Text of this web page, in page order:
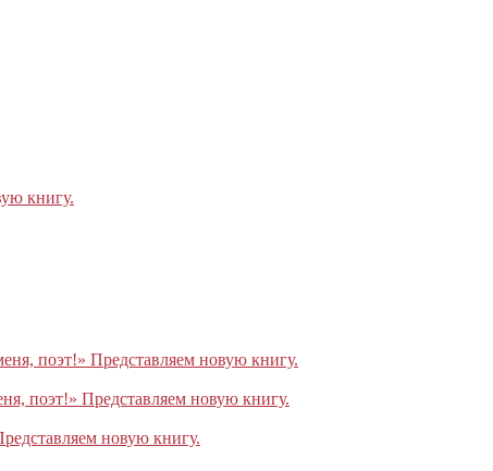
книгу.
поэт!» Представляем новую книгу.
поэт!» Представляем новую книгу.
новую книгу.